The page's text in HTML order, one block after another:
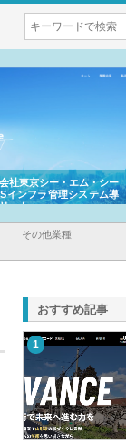
社東京シー・エム・シー
インフラ管理システム導
ット
その他業種
おすすめ記事
1